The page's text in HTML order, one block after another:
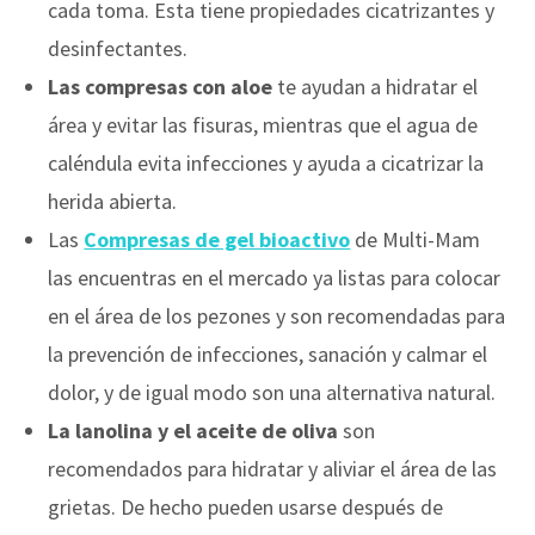
cada toma. Esta tiene propiedades cicatrizantes y
desinfectantes.
Las compresas con aloe te ayudan a hidratar el
área y evitar las fisuras, mientras que el agua de
caléndula evita infecciones y ayuda a cicatrizar la
herida abierta.
Las Compresas de gel bioactivo de Multi-Mam
las encuentras en el mercado ya listas para colocar
en el área de los pezones y son recomendadas para
la prevención de infecciones, sanación y calmar el
dolor, y de igual modo son una alternativa natural.
La lanolina y el aceite de olivason
recomendados para hidratar y aliviar el área de las
grietas. De hecho pueden usarse después de